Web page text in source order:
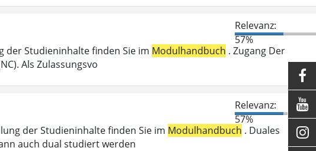
Relevanz:
57%
der Studieninhalte finden Sie im Modulhandbuch . Zugang Der
Als Zulassungsvo
Relevanz:
57%
der Studieninhalte finden Sie im Modulhandbuch . Duales
auch dual studiert werden


